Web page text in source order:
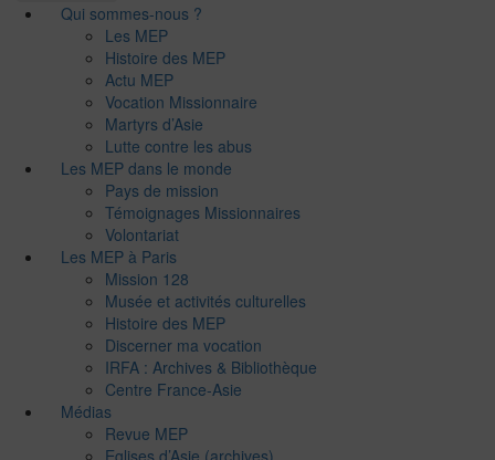
Qui sommes-nous ?
Les MEP
Histoire des MEP
Actu MEP
Vocation Missionnaire
Martyrs d’Asie
Lutte contre les abus
Les MEP dans le monde
Pays de mission
Témoignages Missionnaires
Volontariat
Les MEP à Paris
Mission 128
Musée et activités culturelles
Histoire des MEP
Discerner ma vocation
IRFA : Archives & Bibliothèque
Centre France-Asie
Médias
Revue MEP
Eglises d’Asie (archives)